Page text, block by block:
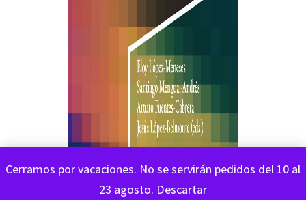
Cerramos por vacaciones. No se servirán pedidos del 10 al
23 agosto. Descartar